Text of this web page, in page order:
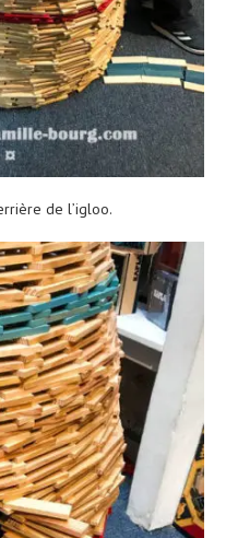
de l’igloo.